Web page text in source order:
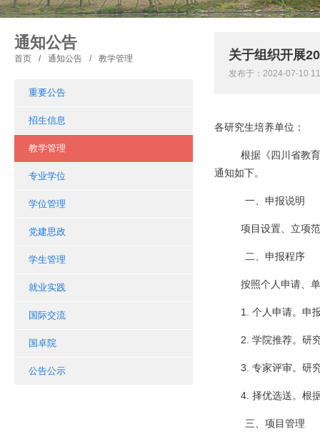
通知公告
首页 / 通知公告 / 教学管理
重要公告
招生信息
教学管理
专业学位
学位管理
党建思政
学生管理
就业实践
国际交流
国卓院
公告公示
关于组织开展
发布于：2024-07-10
各研究生培养单位：
根据《四川省教
通知如下。
一、申报说明
项目设置、立项
二、申报程序
按照个人申请、
1. 个人申请。申
2. 学院推荐。研
3. 专家评审。研
4. 择优选送。根
三、项目管理